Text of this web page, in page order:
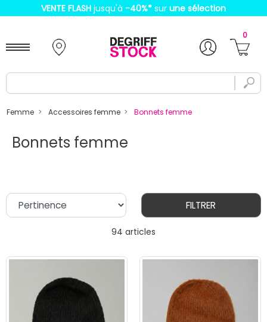
VENTE FLASH jusqu'à -40%* sur une sélection
0
Femme Accessoires femme Bonnets femme
Bonnets femme
94 articles
FILTRER